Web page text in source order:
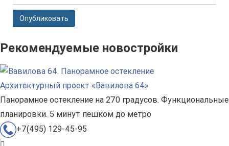
Опубликовать
Рекомендуемые новостройки
Архитектурный проект «Вавилова 64»
Панорамное остекление на 270 градусов. Функциональные
планировки. 5 минут пешком до метро
+7(495) 129-45-95